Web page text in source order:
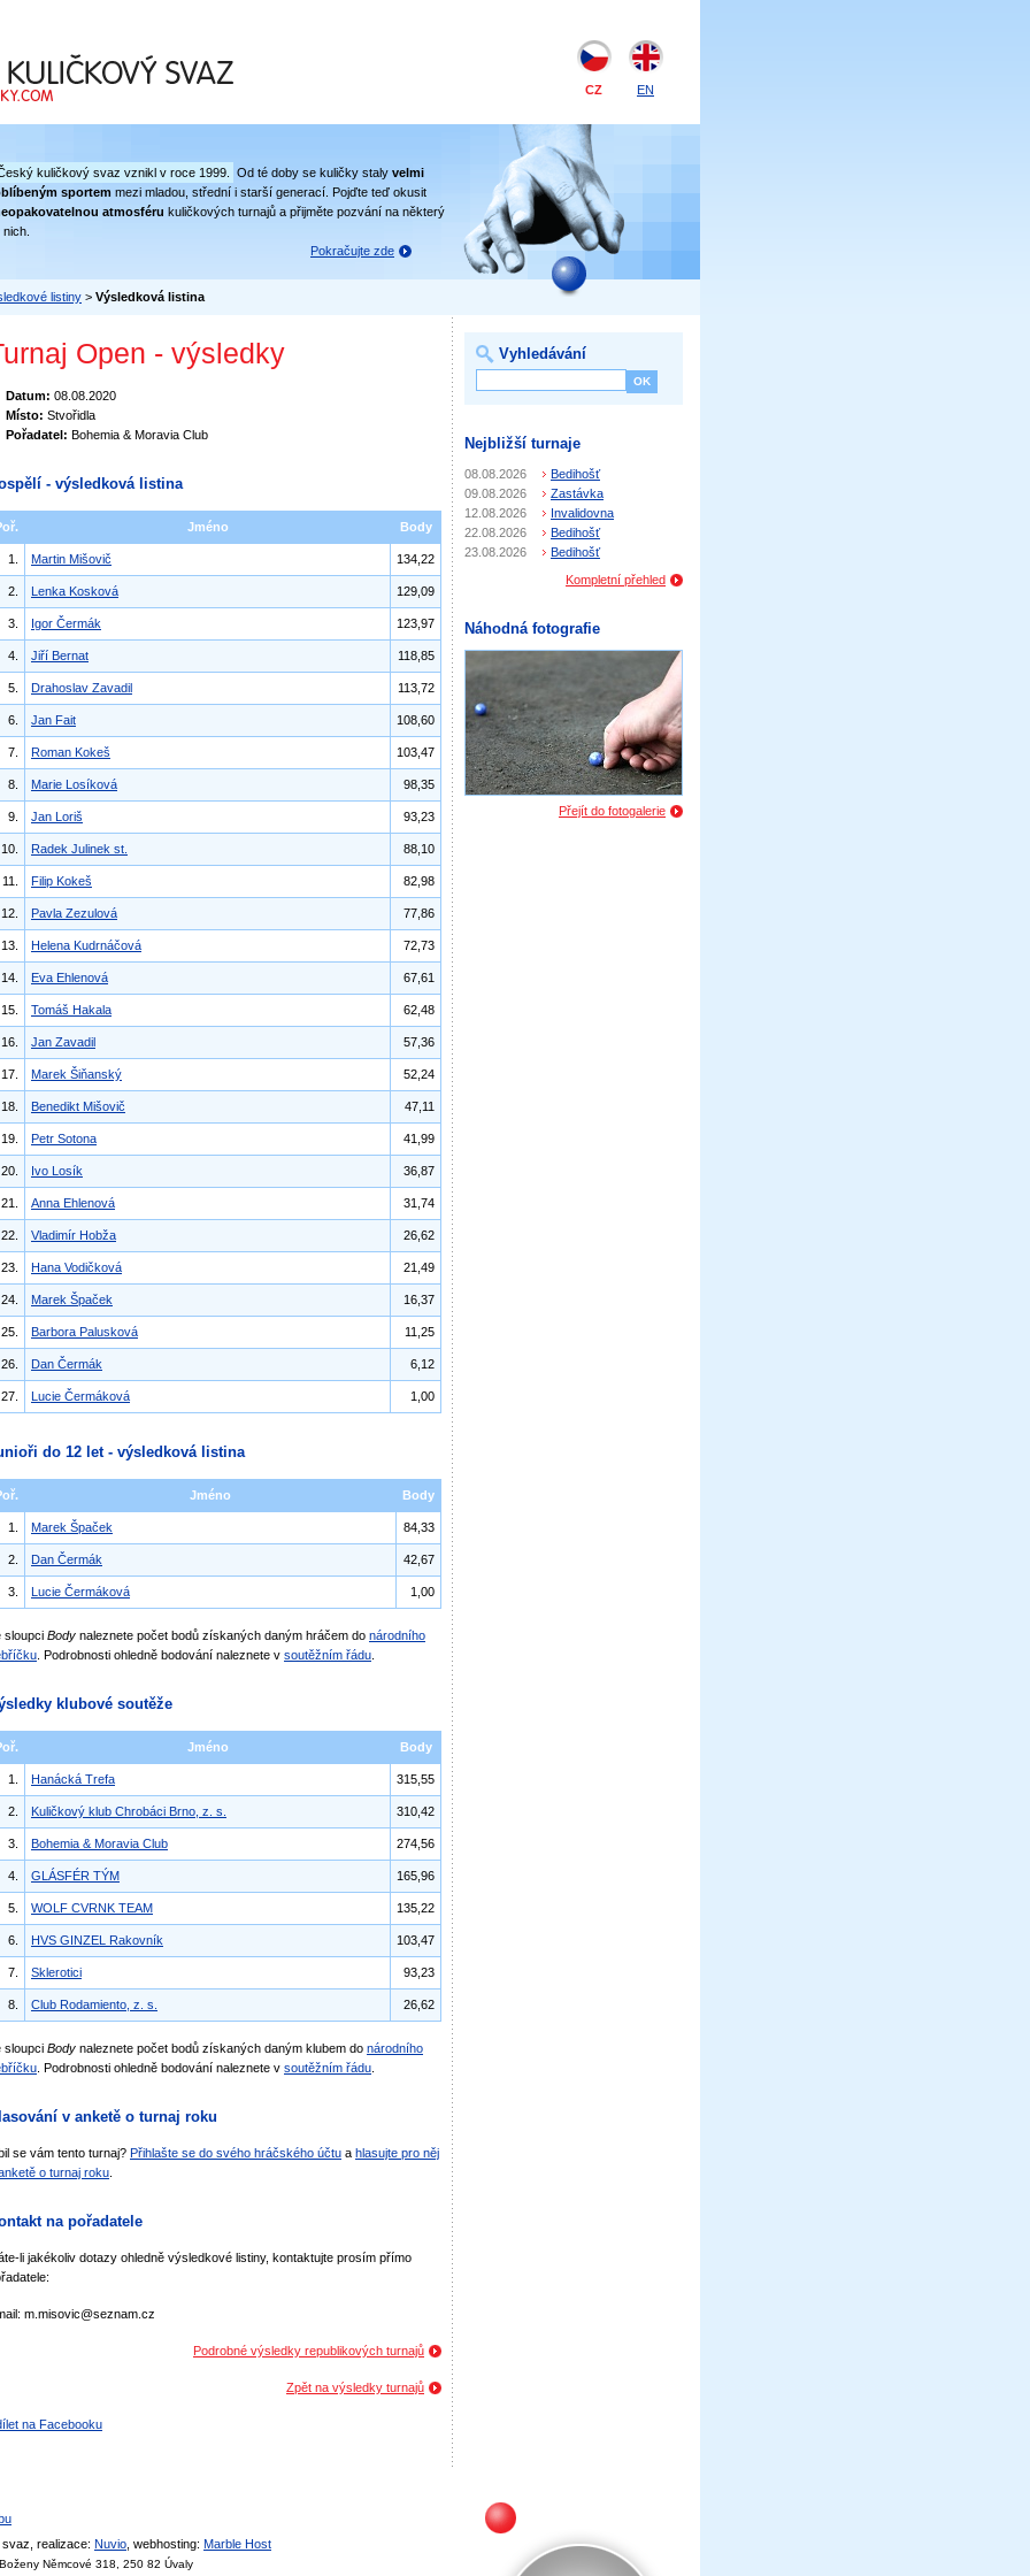
CZ EN
kuličkový svaz vznikl v roce 1999. Od té doby se kuličky staly velmi
sportem mezi mladou, střední i starší generací. Pojďte teď okusit
atmosféru kuličkových turnajů a přijměte pozvání na některý
nich.
Pokračujte zde
listiny > Výsledková listina
Open - výsledky
Datum: 08.08.2020
Místo: Stvořidla
Pořadatel: Bohemia & Moravia Club
- výsledková listina
Jméno Body
1. Martin Mišovič 134,22
2. Lenka Kosková 129,09
3. Igor Čermák 123,97
4. Jiří Bernat 118,85
5. Drahoslav Zavadil 113,72
6. Jan Fait 108,60
7. Roman Kokeš 103,47
8. Marie Losíková 98,35
9. Jan Loriš 93,23
10. Radek Julinek st. 88,10
11. Filip Kokeš 82,98
12. Pavla Zezulová 77,86
13. Helena Kudrnáčová 72,73
14. Eva Ehlenová 67,61
15. Tomáš Hakala 62,48
16. Jan Zavadil 57,36
17. Marek Šiňanský 52,24
18. Benedikt Mišovič 47,11
19. Petr Sotona 41,99
20. Ivo Losík 36,87
21. Anna Ehlenová 31,74
22. Vladimír Hobža 26,62
23. Hana Vodičková 21,49
24. Marek Špaček 16,37
25. Barbora Palusková 11,25
26. Dan Čermák 6,12
27. Lucie Čermáková 1,00
do 12 let - výsledková listina
Jméno Body
1. Marek Špaček 84,33
2. Dan Čermák 42,67
3. Lucie Čermáková 1,00
sloupci Body naleznete počet bodů získaných daným hráčem do národního
. Podrobnosti ohledně bodování naleznete v soutěžním řádu
klubové soutěže
Jméno Body
1. Hanácká Trefa 315,55
2. Kuličkový klub Chrobáci Brno, z. s. 310,42
3. Bohemia & Moravia Club 274,56
4. GLÁSFÉR TÝM 165,96
5. WOLF CVRNK TEAM 135,22
6. HVS GINZEL Rakovník 103,47
7. Sklerotici 93,23
8. Club Rodamiento, z. s. 26,62
sloupci Body naleznete počet bodů získaných daným klubem do národního
. Podrobnosti ohledně bodování naleznete v soutěžním řádu
v anketě o turnaj roku
se vám tento turnaj? Přihlašte se do svého hráčského účtu a hlasujte pro něj
o turnaj roku
na pořadatele
li jakékoliv dotazy ohledně výsledkové listiny, kontaktujte prosím přímo
m.misovic@seznam.cz
Podrobné výsledky republikových turnajů
Zpět na výsledky turnajů
na Facebooku
Vyhledávání
Nejbližší turnaje
08.08.2026
Bedihošť
09.08.2026
Zastávka
12.08.2026
Invalidovna
22.08.2026
Bedihošť
23.08.2026
Bedihošť
Kompletní přehled
Náhodná fotografie
Přejít do fotogalerie
realizace: Nuvio , webhosting: Marble Host
Němcové 318, 250 82 Úvaly